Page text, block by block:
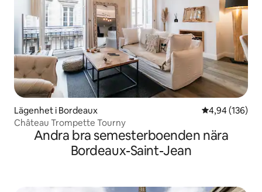
Lägenhet i Bordeaux 4,94 av 5 i
4,94 (136)
Château Trompette Tourny
Andra bra semesterboenden nära
Bordeaux-Saint-Jean